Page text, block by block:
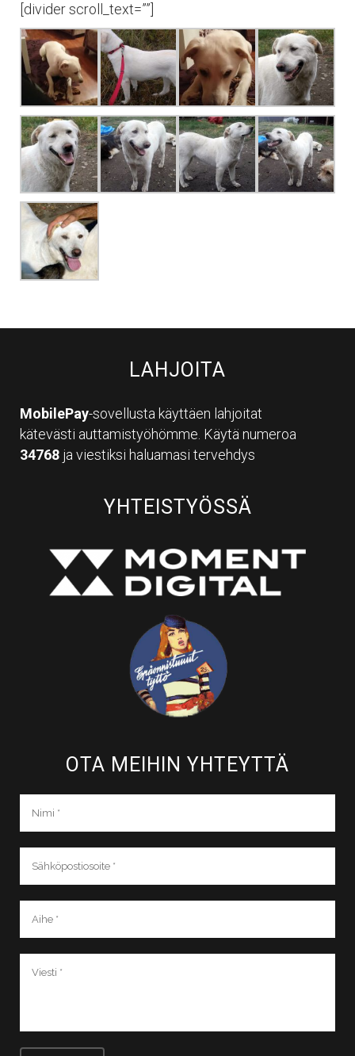
[divider scroll_text=””]
LAHJOITA
MobilePay-sovellusta käyttäen lahjoitat
kätevästi auttamistyöhömme. Käytä numeroa
34768 ja viestiksi haluamasi tervehdys
YHTEISTYÖSSÄ
OTA MEIHIN YHTEYTTÄ​